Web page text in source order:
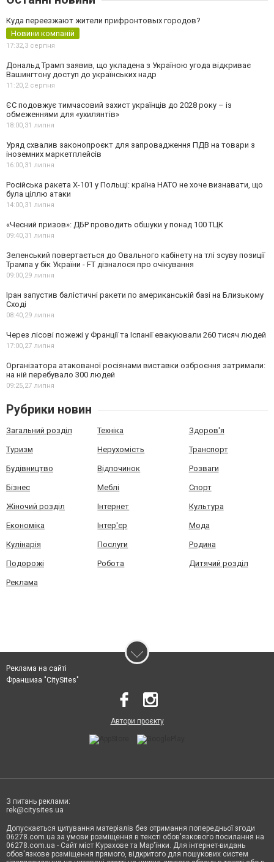
Куда переезжают жители прифронтовых городов?
Новини компаній
17:32,3 серпня
Дональд Трамп заявив, що укладена з Україною угода відкриває
Вашингтону доступ до українських надр
11:20,2 серпня
ЄС подовжує тимчасовий захист українців до 2028 року – із
обмеженнями для «ухилянтів»
18:00,31 липня
Уряд схвалив законопроєкт для запровадження ПДВ на товари з
іноземних маркетплейсів
16:00,31 липня
Російська ракета Х-101 у Польщі: країна НАТО не хоче визнавати, що
була ціллю атаки
14:00,31 липня
«Чесний призов»: ДБР проводить обшуки у понад 100 ТЦК
09:40,31 липня
Зеленський повертається до Овального кабінету на тлі зсуву позиції
Трампа у бік України - FT дізналося про очікування
09:00,29 липня
Іран запустив балістичні ракети по американській базі на Близькому
Сході
08:40,29 липня
Через лісові пожежі у Франції та Іспанії евакуювали 260 тисяч людей
17:00,27 липня
Організатора атакованої росіянами виставки озброєння затримали:
на ній перебувало 300 людей
09:25,27 липня
Рубрики новин
Загальний розділ Техніка Здоров'я
Туризм Нерухомість Транспорт
Будівництво Відпочинок Розваги
Бізнес Меблі Спорт
Жіночий розділ Інтернет Культура
Економіка Інтер'єр Мода
Кулінарія Послуги Родина
Подорожі Робота Дитячий розділ
Реклама
Реклама на сайті
Франшиза "CitySites"
Автори проєкту
З питань реклами:
rek@citysites.ua
Допускається цитування матеріалів без отримання попередньої згоди
06278.com.ua за умови розміщення в тексті обов'язкового посилання на
06278.com.ua - Сайт міст Курахове та Мар'їнки. Для інтернет-видань
обов'язкове розміщення прямого, відкритого для пошукових систем